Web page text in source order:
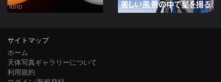
kino
サイトマップ
ホーム
天体写真ギャラリーについて
利用規約